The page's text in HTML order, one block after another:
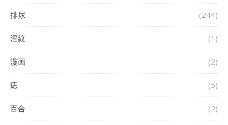
排尿 (244)
淫紋 (1)
漫画 (2)
痣 (5)
百合 (2)